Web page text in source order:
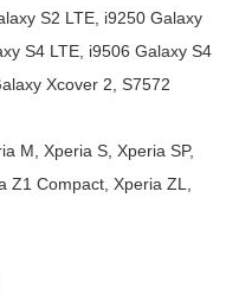
S2 LTE, i9250 Galaxy
S4 LTE, i9506 Galaxy S4
Xcover 2, S7572
M, Xperia S, Xperia SP,
Z1 Compact, Xperia ZL,